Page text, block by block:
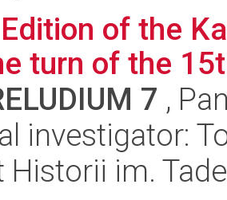
of the
turn of the
7 ,
investigator:
Historii im.